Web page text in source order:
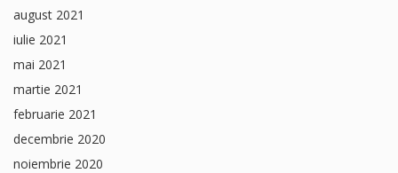
august 2021
iulie 2021
mai 2021
martie 2021
februarie 2021
decembrie 2020
noiembrie 2020